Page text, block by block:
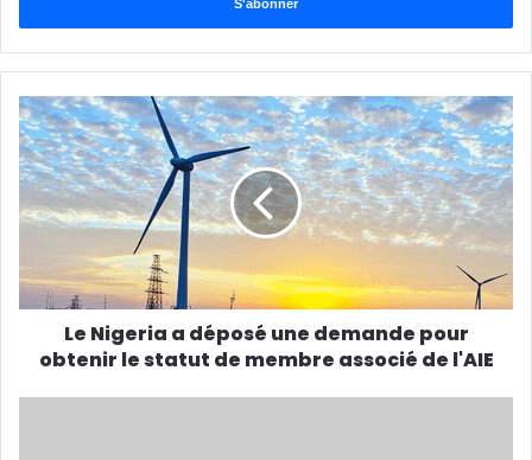
Le Nigeria a déposé une demande pour
obtenir le statut de membre associé de l'AIE